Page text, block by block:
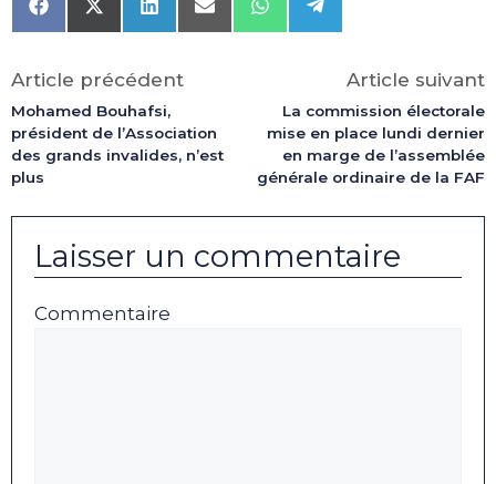
Share
on
Share
on
(Twitter)
Share
on
Share
on
Share
on
Share
on
Article précédent
Mohamed Bouhafsi,
président de l’Association
des grands invalides, n’est
plus
Article suivant
La commission électorale
mise en place lundi dernier
en marge de l’assemblée
générale ordinaire de la FAF
Laisser un commentaire
Commentaire